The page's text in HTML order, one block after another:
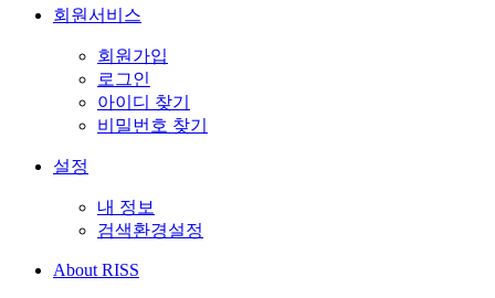
회원서비스
회원가입
로그인
아이디 찾기
비밀번호 찾기
설정
내 정보
검색환경설정
About RISS